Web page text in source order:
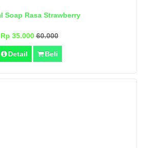
Soap Rasa Strawberry
Rp 35.00060.000
Detail Beli